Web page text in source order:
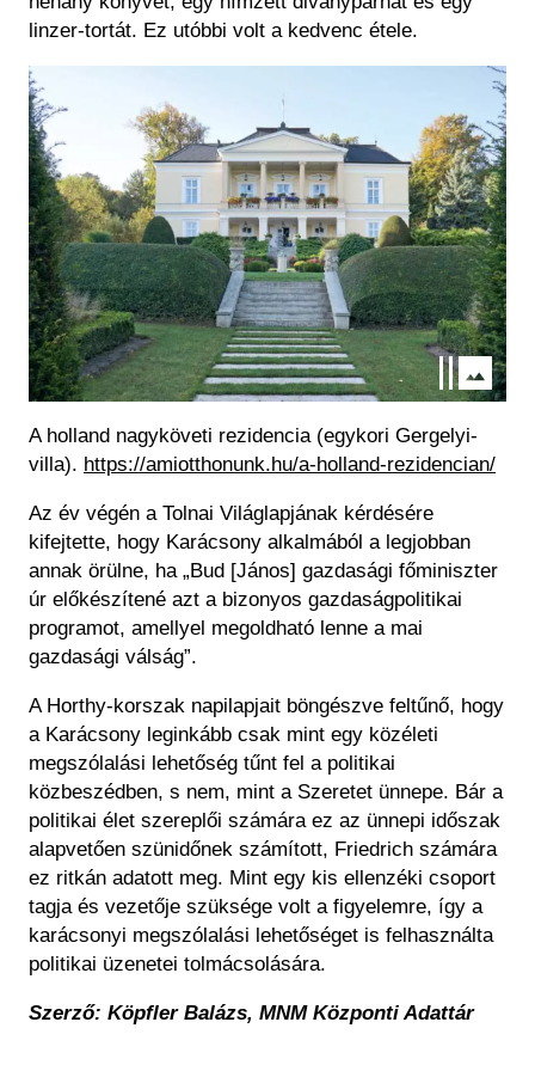
linzer-tortát. Ez utóbbi volt a kedvenc étele.
Kép
A holland nagyköveti rezidencia (egykori Gergelyi-
villa). https://amiotthonunk.hu/a-holland-rezidencian/
Az év végén a Tolnai Világlapjának kérdésére
kifejtette, hogy Karácsony alkalmából a legjobban
annak örülne, ha „Bud [János] gazdasági főminiszter
úr előkészítené azt a bizonyos gazdaságpolitikai
programot, amellyel megoldható lenne a mai
gazdasági válság”.
A Horthy-korszak napilapjait böngészve feltűnő, hogy
a Karácsony leginkább csak mint egy közéleti
megszólalási lehetőség tűnt fel a politikai
közbeszédben, s nem, mint a Szeretet ünnepe. Bár a
politikai élet szereplői számára ez az ünnepi időszak
alapvetően szünidőnek számított, Friedrich számára
ez ritkán adatott meg. Mint egy kis ellenzéki csoport
tagja és vezetője szüksége volt a figyelemre, így a
karácsonyi megszólalási lehetőséget is felhasználta
politikai üzenetei tolmácsolására.
Szerző: Köpfler Balázs, MNM Központi Adattár